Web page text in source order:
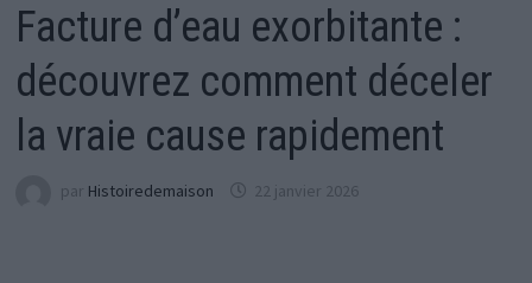
Facture d’eau exorbitante :
découvrez comment déceler
la vraie cause rapidement
par Histoiredemaison 22 janvier 2026